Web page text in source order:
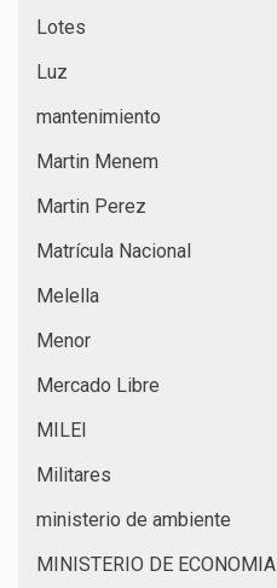
Lotes
Luz
mantenimiento
Martin Menem
Martin Perez
Matrícula Nacional
Melella
Menor
Mercado Libre
MILEI
Militares
ministerio de ambiente
MINISTERIO DE ECONOMIA